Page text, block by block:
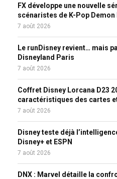
FX développe une nouvelle
scénaristes de K-Pop Demon
7 août 2026
Le runDisney revient… mais
Disneyland Paris
7 août 2026
Coffret Disney Lorcana D23
caractéristiques des cartes
7 août 2026
Disney teste déjà
Disney+ et ESPN
7 août 2026
DNX : Marvel détaille la